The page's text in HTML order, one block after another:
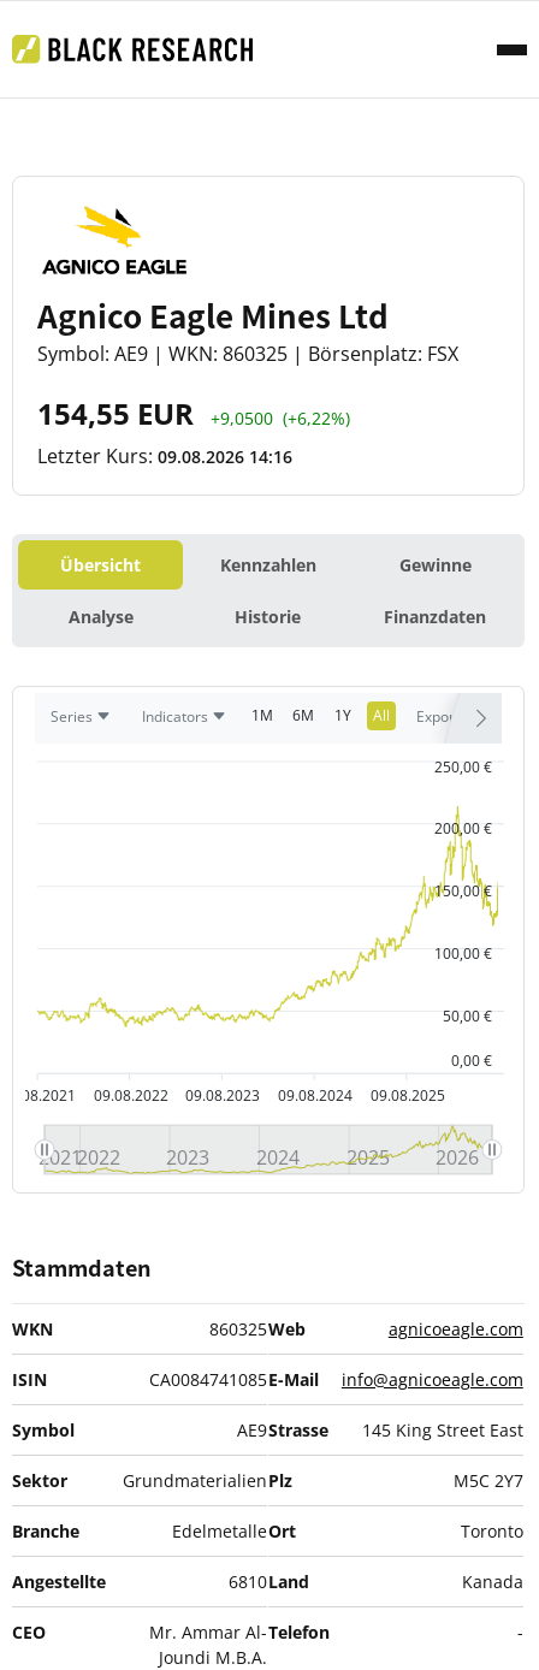
Agnico Eagle Mines Ltd
Symbol: AE9 | WKN: 860325 | Börsenplatz: FSX
154,55 EUR +9,0500 (+6,22%)
Letzter Kurs: 09.08.2026 14:16
Übersicht Kennzahlen Gewinne
Analyse Historie Finanzdaten
Series Indicators 1M 6M 1Y All Export
09.08.2021 09.08.2022 09.08.2023 09.08.2024 09.08.2025
0,00 €
50,00 €
100,00 €
150,00 €
200,00 €
250,00 €
20212022 2023 2024 2025 2026
Stammdaten
WKN 860325
ISIN CA0084741085
Symbol AE9
Sektor Grundmaterialien
Branche Edelmetalle
Angestellte 6810
CEO
Mr. Ammar Al-
Joundi M.B.A.
Web agnicoeagle.com
E-Mail info@agnicoeagle.com
Strasse 145 King Street East
Plz M5C 2Y7
Ort Toronto
Land Kanada
Telefon -